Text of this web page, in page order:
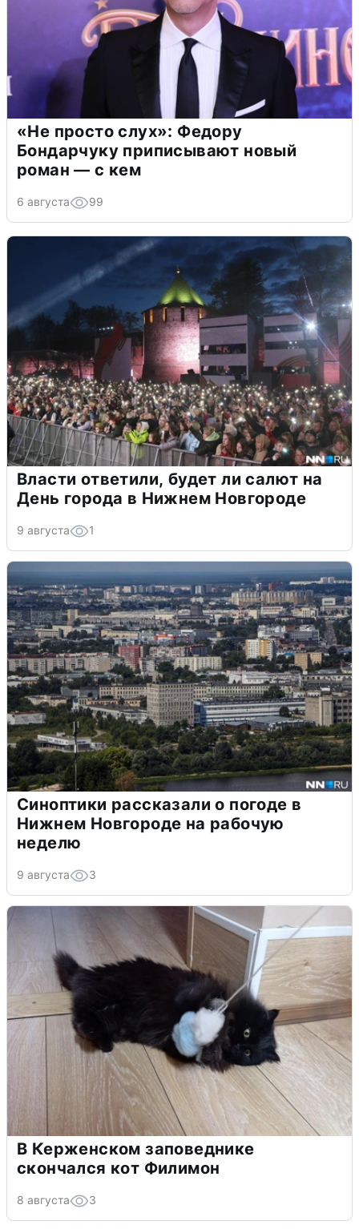
«Не просто слух»: Федору
Бондарчуку приписывают новый
роман — с кем
6 августа 99
Власти ответили, будет ли салют на
День города в Нижнем Новгороде
9 августа 1
Синоптики рассказали о погоде в
Нижнем Новгороде на рабочую
неделю
9 августа 3
В Керженском заповеднике
скончался кот Филимон
8 августа 3